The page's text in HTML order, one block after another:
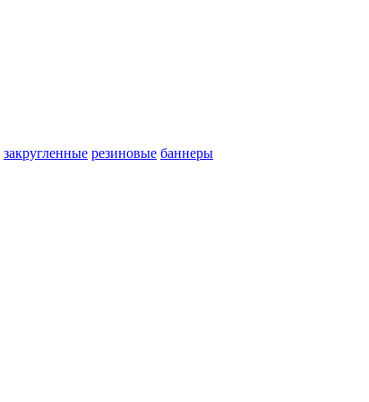
закругленные резиновые баннеры